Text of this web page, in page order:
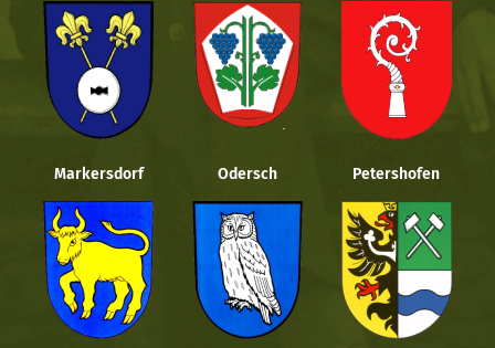
Markersdorf Odersch Petershofen